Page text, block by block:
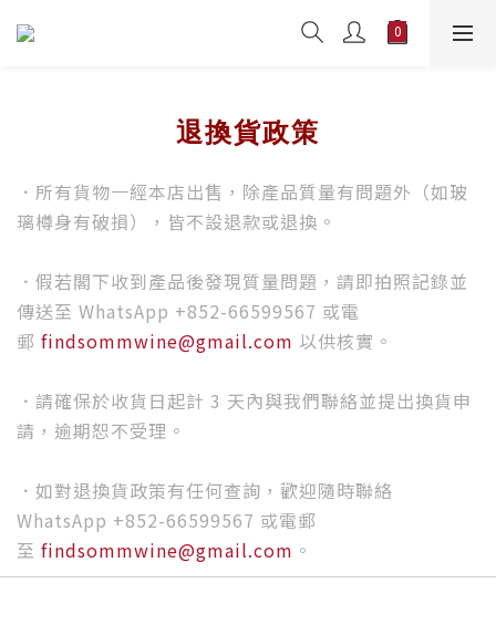
退換貨政策
．所有貨物一經本店出售，除產品質量有問題外（如玻
璃樽身有破損），皆不設退款或退換。
．假若閣下收到產品後發現質量問題，請即拍照記錄並
傳送至 WhatsApp +852-66599567 或電
郵 findsommwine@gmail.com 以供核實。
．請確保於收貨日起計 3 天內與我們聯絡並提出換貨申
請，逾期恕不受理。
．如對退換貨政策有任何查詢，歡迎隨時聯絡
WhatsApp +852-66599567 或電郵
至 findsommwine@gmail.com 。